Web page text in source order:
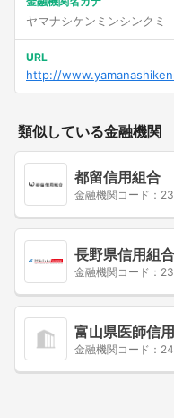
ヤマナシケンミンシンクミ
URL
http://
類似している金融機関
都留信用組合
金融機関コード：
長野県信用組合
金融機関コード：
富山県医師信
金融機関コード：